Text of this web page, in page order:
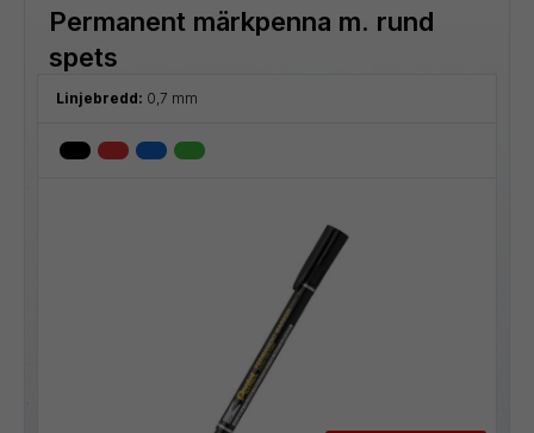
Permanent märkpenna m. rund
spets
Linjebredd: 0,7 mm